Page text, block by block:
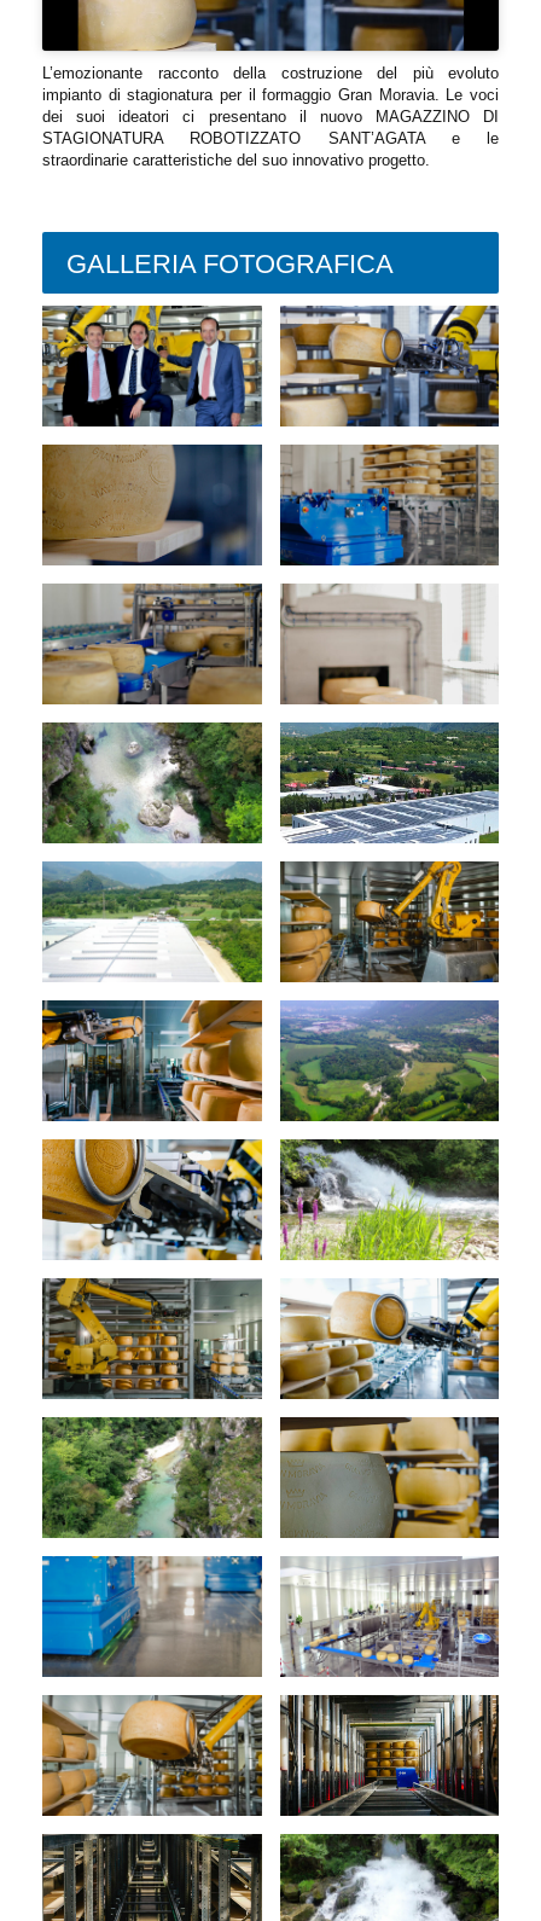
L’emozionante racconto della costruzione del più evoluto
impianto di stagionatura per il formaggio Gran Moravia. Le voci
dei suoi ideatori ci presentano il nuovo MAGAZZINO DI
STAGIONATURA ROBOTIZZATO SANT’AGATA e le
straordinarie caratteristiche del suo innovativo progetto.
GALLERIA FOTOGRAFICA